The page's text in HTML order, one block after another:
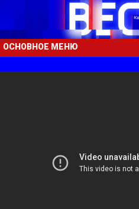
ОСНОВНОЕ МЕНЮ